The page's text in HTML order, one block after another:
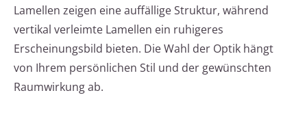
Lamellen zeigen eine auffällige Struktur, während
vertikal verleimte Lamellen ein ruhigeres
Erscheinungsbild bieten. Die Wahl der Optik hängt
von Ihrem persönlichen Stil und der gewünschten
Raumwirkung ab.